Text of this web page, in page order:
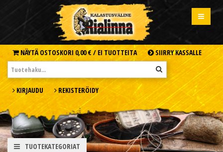
NÄYTÄ OSTOSKORI 0,00 € / EI TUOTTEITA SIIRRY KASSALLE
KIRJAUDU REKISTERÖIDY
TUOTEKATEGORIAT